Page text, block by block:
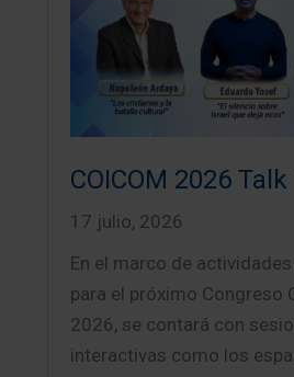
COICOM 2026 Talk
17 julio, 2026
En el marco de
para el próximo Congreso
2026, se contará con
interactivas como los